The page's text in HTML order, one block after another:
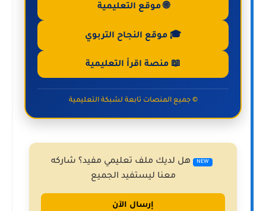
🌐 موقع التعليمية
🎓 موقع النجاح التربوي
📖 منصة اقرأ التعليمية
© جميع المنصات تابعة لشبكة التعليمية
NEW
هل لديك ملف تعليمي مفيد؟ شاركه
معنا ليستفيد الجميع
إرسال الآن